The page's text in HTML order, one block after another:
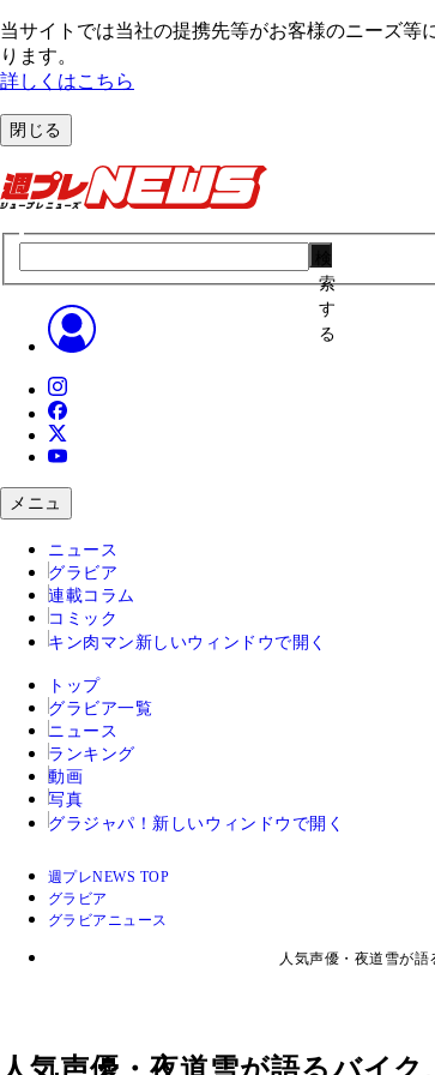
当サイトでは当社の提携先等がお客様のニーズ等
ります。
詳しくはこちら
閉じる
索
す
る
メニュ
ニュース
グラビア
連載コラム
コミック
キン肉マン 新しいウィンドウで開く
トップ
グラビア一覧
ニュース
ランキング
動画
写真
グラジャパ！ 新しいウィンドウで開く
週プレNEWS TOP
グラビア
グラビアニュース
人気声優・夜道雪が
人気声優・夜道雪が語るバイ